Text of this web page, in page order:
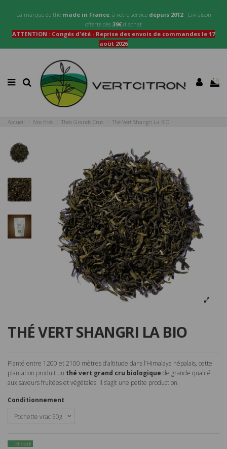
La marque de thé made in France, à votre service depuis 2012- Livraison
offerte dès 39€ d'achat
ATTENTION : Congés d'été - Reprise des envois de commandes le 17
août 2026
0
Accueil Nos thés Thés Grands Crus Thé Vert Shangri La BIO
THÉ VERT SHANGRI LA BIO
Planté entre 1200 et 2100 mètres d’altitude dans l’Himalaya népalais, cette
plantation produit un thé vert grand cru biologique de grande qualité
aux saveurs fruitées et végétales. Il s’agit une petite production.
Conditionnement
En stock